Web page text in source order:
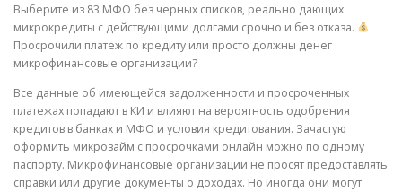
Выберите из 83 МФО без черных списков, реально дающих
микрокредиты с действующими долгами срочно и без отказа.
Просрочили платеж по кредиту или просто должны денег
микрофинансовые организации?
Все данные об имеющейся задолженности и просроченных
платежах попадают в КИ и влияют на вероятность одобрения
кредитов в банках и МФО и условия кредитования. Зачастую
оформить микрозайм с просрочками онлайн можно по одному
паспорту. Микрофинансовые организации не просят предоставлять
справки или другие документы о доходах. Но иногда они могут